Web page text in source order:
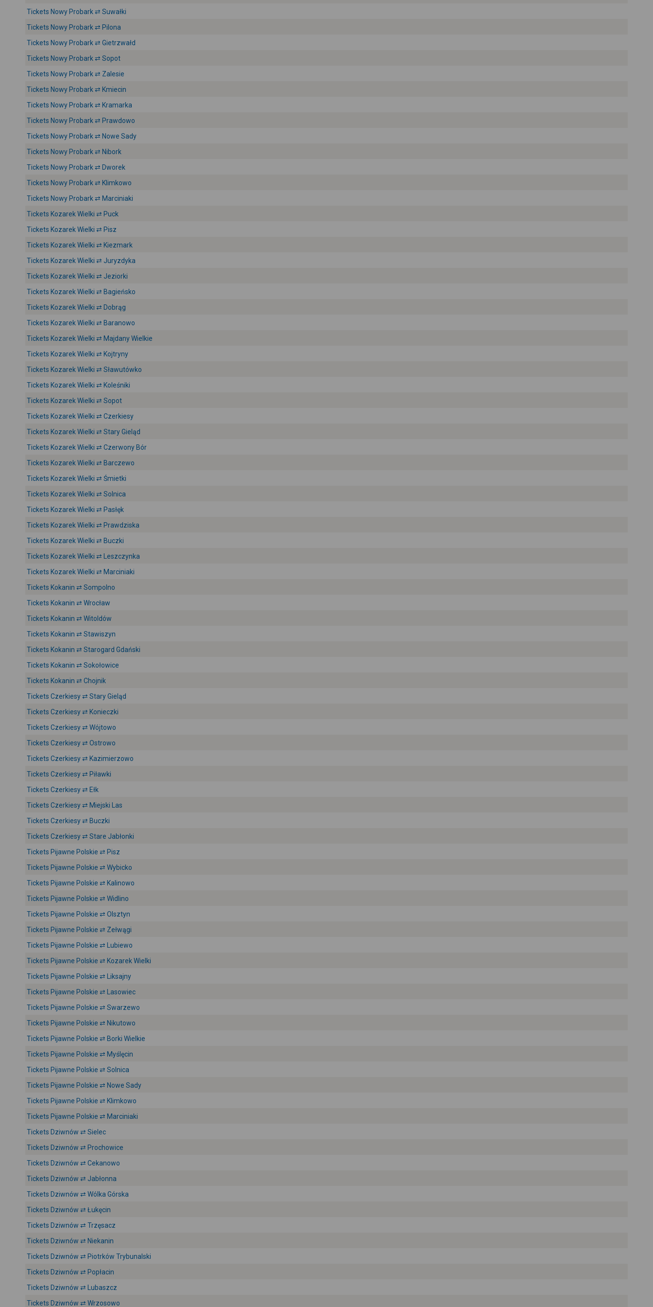
Tickets Nowy Probark ⇄ Suwałki
Tickets Nowy Probark ⇄ Pilona
Tickets Nowy Probark ⇄ Gietrzwałd
Tickets Nowy Probark ⇄ Sopot
Tickets Nowy Probark ⇄ Zalesie
Tickets Nowy Probark ⇄ Kmiecin
Tickets Nowy Probark ⇄ Kramarka
Tickets Nowy Probark ⇄ Prawdowo
Tickets Nowy Probark ⇄ Nowe Sady
Tickets Nowy Probark ⇄ Nibork
Tickets Nowy Probark ⇄ Dworek
Tickets Nowy Probark ⇄ Klimkowo
Tickets Nowy Probark ⇄ Marciniaki
Tickets Kozarek Wielki ⇄ Puck
Tickets Kozarek Wielki ⇄ Pisz
Tickets Kozarek Wielki ⇄ Kiezmark
Tickets Kozarek Wielki ⇄ Juryzdyka
Tickets Kozarek Wielki ⇄ Jeziorki
Tickets Kozarek Wielki ⇄ Bagieńsko
Tickets Kozarek Wielki ⇄ Dobrąg
Tickets Kozarek Wielki ⇄ Baranowo
Tickets Kozarek Wielki ⇄ Majdany Wielkie
Tickets Kozarek Wielki ⇄ Kojtryny
Tickets Kozarek Wielki ⇄ Sławutówko
Tickets Kozarek Wielki ⇄ Koleśniki
Tickets Kozarek Wielki ⇄ Sopot
Tickets Kozarek Wielki ⇄ Czerkiesy
Tickets Kozarek Wielki ⇄ Stary Gieląd
Tickets Kozarek Wielki ⇄ Czerwony Bór
Tickets Kozarek Wielki ⇄ Barczewo
Tickets Kozarek Wielki ⇄ Śmietki
Tickets Kozarek Wielki ⇄ Solnica
Tickets Kozarek Wielki ⇄ Pasłęk
Tickets Kozarek Wielki ⇄ Prawdziska
Tickets Kozarek Wielki ⇄ Buczki
Tickets Kozarek Wielki ⇄ Leszczynka
Tickets Kozarek Wielki ⇄ Marciniaki
Tickets Kokanin ⇄ Sompolno
Tickets Kokanin ⇄ Wrocław
Tickets Kokanin ⇄ Witoldów
Tickets Kokanin ⇄ Stawiszyn
Tickets Kokanin ⇄ Starogard Gdański
Tickets Kokanin ⇄ Sokołowice
Tickets Kokanin ⇄ Chojnik
Tickets Czerkiesy ⇄ Stary Gieląd
Tickets Czerkiesy ⇄ Konieczki
Tickets Czerkiesy ⇄ Wójtowo
Tickets Czerkiesy ⇄ Ostrowo
Tickets Czerkiesy ⇄ Kazimierzowo
Tickets Czerkiesy ⇄ Piławki
Tickets Czerkiesy ⇄ Ełk
Tickets Czerkiesy ⇄ Miejski Las
Tickets Czerkiesy ⇄ Buczki
Tickets Czerkiesy ⇄ Stare Jabłonki
Tickets Pijawne Polskie ⇄ Pisz
Tickets Pijawne Polskie ⇄ Wybicko
Tickets Pijawne Polskie ⇄ Kalinowo
Tickets Pijawne Polskie ⇄ Widlino
Tickets Pijawne Polskie ⇄ Olsztyn
Tickets Pijawne Polskie ⇄ Zełwągi
Tickets Pijawne Polskie ⇄ Lubiewo
Tickets Pijawne Polskie ⇄ Kozarek Wielki
Tickets Pijawne Polskie ⇄ Liksajny
Tickets Pijawne Polskie ⇄ Lasowiec
Tickets Pijawne Polskie ⇄ Swarzewo
Tickets Pijawne Polskie ⇄ Nikutowo
Tickets Pijawne Polskie ⇄ Borki Wielkie
Tickets Pijawne Polskie ⇄ Myślęcin
Tickets Pijawne Polskie ⇄ Solnica
Tickets Pijawne Polskie ⇄ Nowe Sady
Tickets Pijawne Polskie ⇄ Klimkowo
Tickets Pijawne Polskie ⇄ Marciniaki
Tickets Dziwnów ⇄ Sielec
Tickets Dziwnów ⇄ Prochowice
Tickets Dziwnów ⇄ Cekanowo
Tickets Dziwnów ⇄ Jabłonna
Tickets Dziwnów ⇄ Wólka Górska
Tickets Dziwnów ⇄ Łukęcin
Tickets Dziwnów ⇄ Trzęsacz
Tickets Dziwnów ⇄ Niekanin
Tickets Dziwnów ⇄ Piotrków Trybunalski
Tickets Dziwnów ⇄ Popłacin
Tickets Dziwnów ⇄ Lubaszcz
Tickets Dziwnów ⇄ Wrzosowo